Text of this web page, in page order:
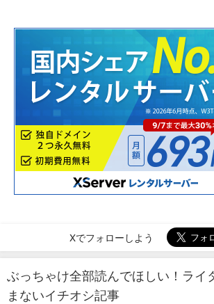
Xでフォローしよう
ぶっちゃけ全部読んでほしい！ライ
まないイチオシ記事